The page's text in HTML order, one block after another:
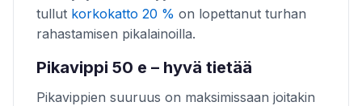
tullut korkokatto 20 % on lopettanut turhan
rahastamisen pikalainoilla.
Pikavippi 50 e – hyvä tietää
Pikavippien suuruus on maksimissaan joitakin